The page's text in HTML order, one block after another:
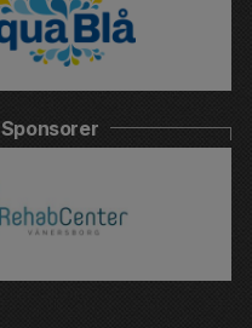
Sponsorer